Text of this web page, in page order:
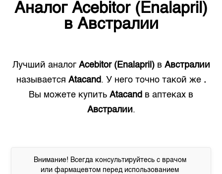
Аналог Acebitor (Enalapril)
в Австралии
Лучший аналог Acebitor (Enalapril)в Австралии
называется Atacand. У него точно такой же .
Вы можете купить Atacand в аптеках в
Австралии.
Внимание! Всегда консультируйтесь с врачом
или фармацевтом перед использованием